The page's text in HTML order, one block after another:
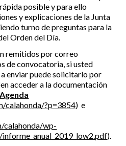
posible y para ello
y explicaciones de la Junta
turno de preguntas para la
Orden del Día.
remitidos por correo
de convocatoria, si usted
enviar puede solicitarlo por
acceder a la documentación
Agenda
calahonda/?p=3854) e
calahonda/wp-
).